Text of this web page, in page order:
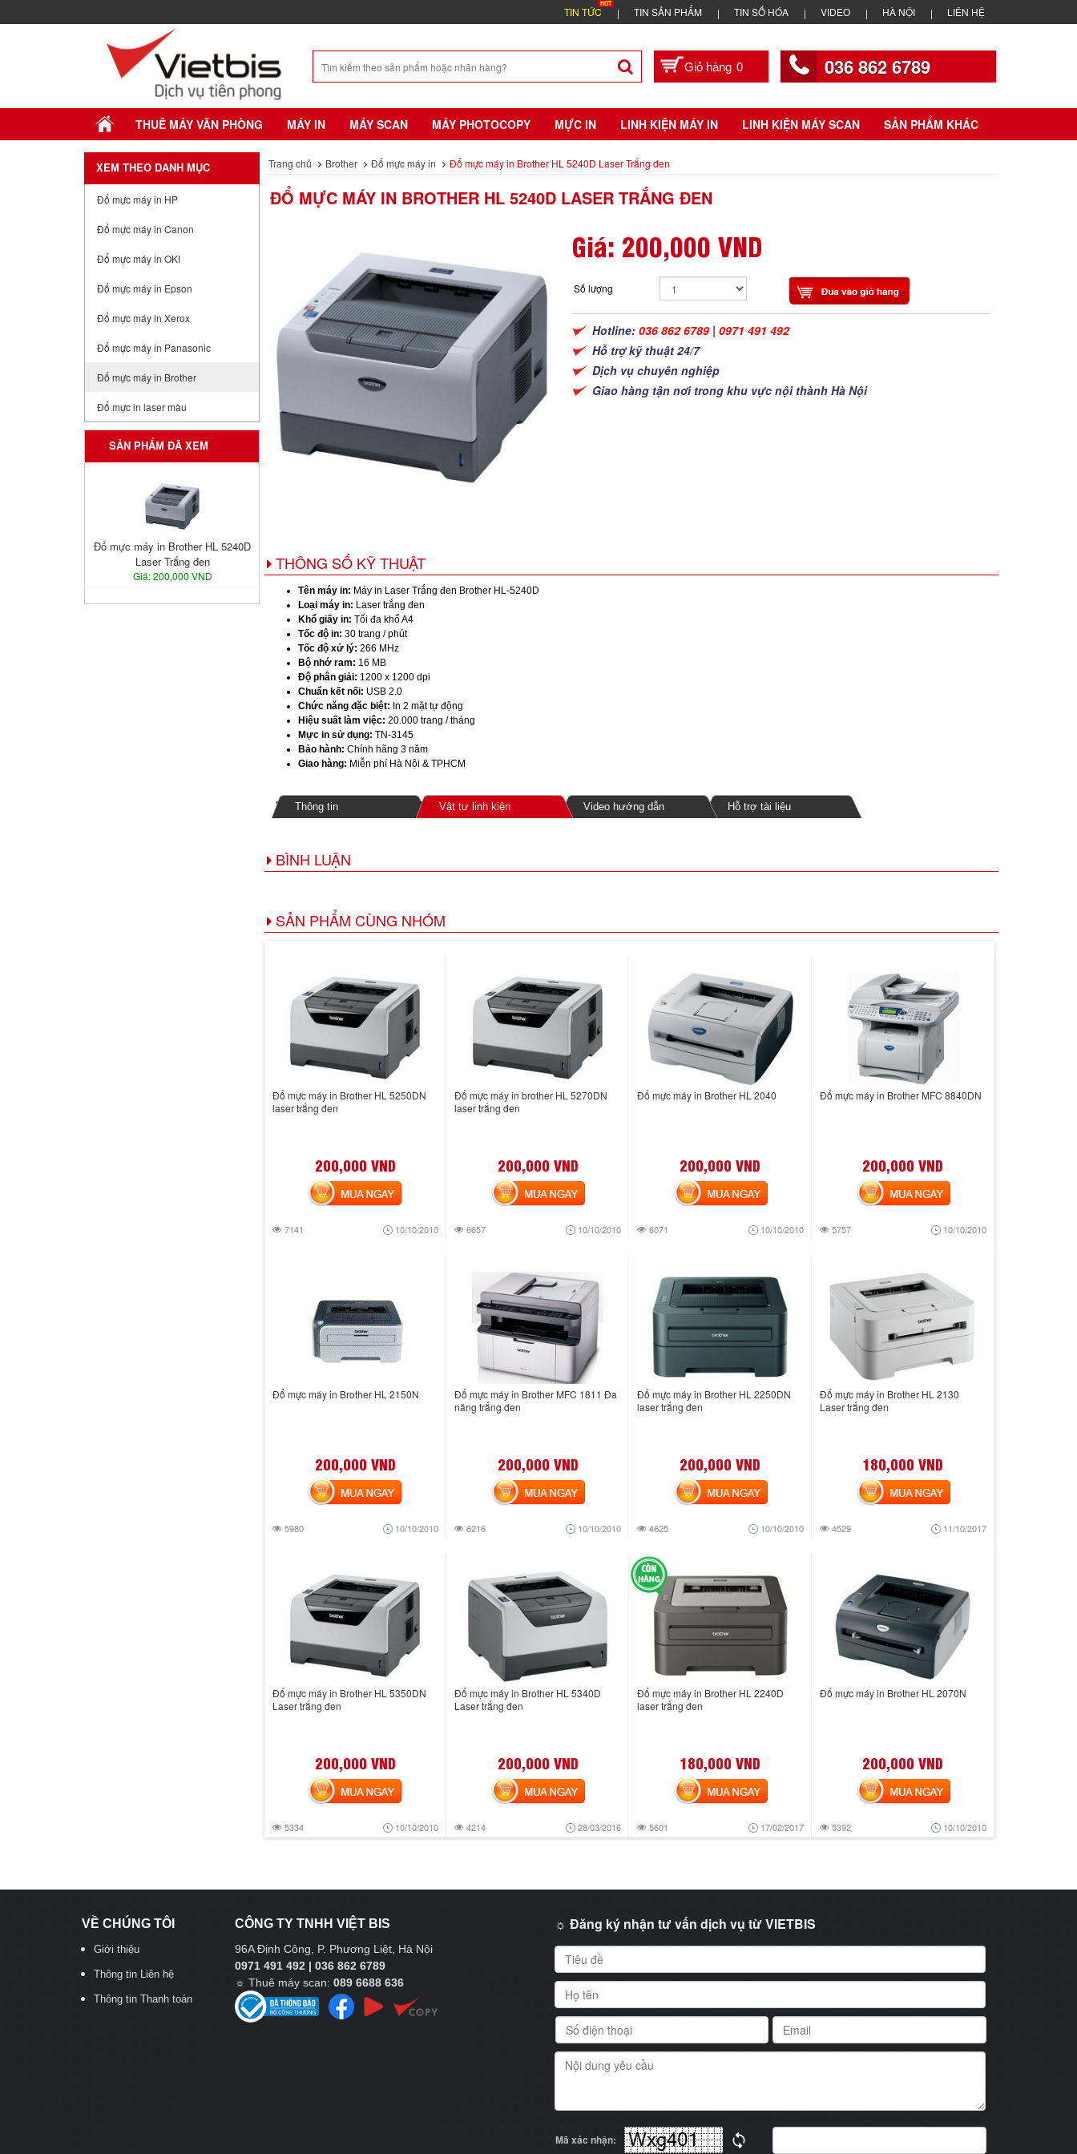
TIN TỨC TIN SẢN PHẨM TIN SỐ HÓA VIDEO HÀ NỘI LIÊN HỆ
0 036 862 6789
THUÊ MÁY VĂN PHÒNG MÁY IN MÁY SCAN MÁY PHOTOCOPY MỰC IN LINH KIỆN MÁY IN LINH KIỆN MÁY SCAN SẢN PHẨM KHÁC
XEM THEO DANH MỤC
Đổ mực máy in HP
Đổ mực máy in Canon
Đổ mực máy in OKI
Đổ mực máy in Epson
Đổ mực máy in Xerox
Đổ mực máy in Panasonic
Đổ mực máy in Brother
Đổ mực in laser màu
SẢN PHẨM ĐÃ XEM
Đổ mực máy in Brother HL 5240D
Laser Trắng đen
Giá: 200,000 VND
Trang chủ Brother Đổ mực máy in Đổ mực máy in Brother HL 5240D Laser Trắng đen
ĐỔ MỰC MÁY IN BROTHER HL 5240D LASER TRẮNG ĐEN
Giá: 200,000 VND
Số lượng
Hotline: 036 862 6789 |0971 491 492
Hỗ trợ kỹ thuật 24/7
Dịch vụ chuyên nghiệp
Giao hàng tận nơi trong khu vực nội thành Hà Nội
THÔNG SỐ KỸ THUẬT
Tên máy in: Máy in Laser Trắng đen Brother HL-5240D
Loại máy in: Laser trắng đen
Khổ giấy in: Tối đa khổ A4
Tốc độ in: 30 trang / phút
Tốc độ xử lý: 266 MHz
Bộ nhớ ram: 16 MB
Độ phân giải: 1200 x 1200 dpi
Chuẩn kết nối: USB 2.0
Chức năng đặc biệt: In 2 mặt tự động
Hiệu suất làm việc: 20.000 trang / tháng
Mực in sử dụng: TN-3145
Bảo hành: Chính hãng 3 năm
Giao hàng: Miễn phí Hà Nội & TPHCM
Thông tin Vật tư linh kiện Video hướng dẫn Hỗ trợ tài liệu
BÌNH LUẬN
SẢN PHẨM CÙNG NHÓM
Đổ mực máy in Brother HL 5250DN
laser trắng đen
200,000 VND
7141 10/10/2010
MUA NGAY
Đổ mực máy in brother HL 5270DN
laser trắng đen
200,000 VND
6657 10/10/2010
MUA NGAY
Đổ mực máy in Brother HL 2040
200,000 VND
6071 10/10/2010
MUA NGAY
Đổ mực máy in Brother MFC 8840DN
200,000 VND
5757 10/10/2010
MUA NGAY
Đổ mực máy in Brother HL 2150N
200,000 VND
5980 10/10/2010
MUA NGAY
Đổ mực máy in Brother MFC 1811 Đa
năng trắng đen
200,000 VND
6216 10/10/2010
MUA NGAY
Đổ mực máy in Brother HL 2250DN
laser trắng đen
200,000 VND
4625 10/10/2010
MUA NGAY
Đổ mực máy in Brother HL 2130
Laser trắng đen
180,000 VND
4529 11/10/2017
MUA NGAY
Đổ mực máy in Brother HL 5350DN
Laser trắng đen
200,000 VND
5334 10/10/2010
MUA NGAY
Đổ mực máy in Brother HL 5340D
Laser trắng đen
200,000 VND
4214 28/03/2016
MUA NGAY
Đổ mực máy in Brother HL 2240D
laser trắng đen
180,000 VND
5601 17/02/2017
MUA NGAY
Đổ mực máy in Brother HL 2070N
200,000 VND
5392 10/10/2010
MUA NGAY
VỀ CHÚNG TÔI
Giới thiệu
Thông tin Liên hệ
Thông tin Thanh toán
CÔNG TY TNHH VIỆT BIS
96A Định Công, P. Phương Liệt, Hà Nội
0971 491 492 | 036 862 6789
☼Thuê máy scan:089 6688 636
☼ Đăng ký nhận tư vấn dịch vụ từ VIETBIS
Mã xác nhận: